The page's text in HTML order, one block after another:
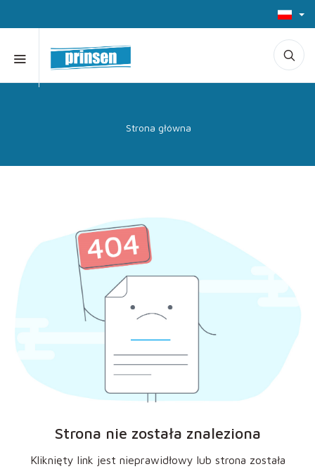
Strona główna
Strona nie została znaleziona
Kliknięty link jest nieprawidłowy lub strona została